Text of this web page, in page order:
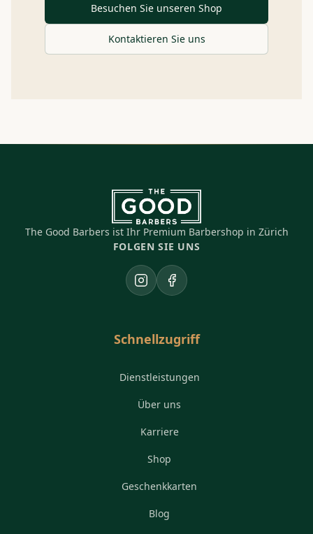
Besuchen Sie unseren Shop
Kontaktieren Sie uns
The Good Barbers ist Ihr Premium Barbershop in Zürich
FOLGEN SIE UNS
InstagramFacebook
Schnellzugriff
Dienstleistungen
Über uns
Karriere
Shop
Geschenkkarten
Blog